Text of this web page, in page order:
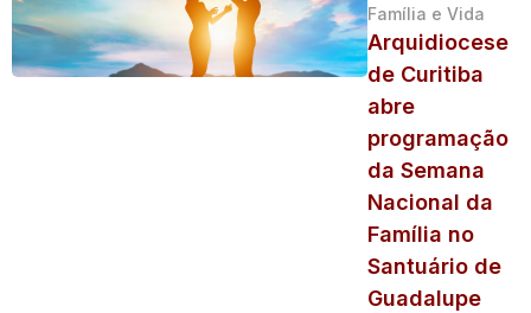
Família e Vida
Arquidiocese
de Curitiba
abre
programação
da Semana
Nacional da
Família no
Santuário de
Guadalupe